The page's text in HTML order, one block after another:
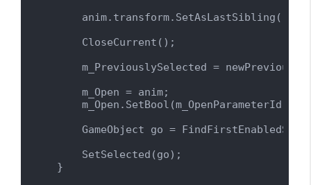
        anim.transform.SetAsLastSibling();
        CloseCurrent();
m_PreviouslySelected =
        m_Open = anim;
        m_Open.SetBool(m_OpenParameterId,
GameObject go =
        SetSelected(go);
    }